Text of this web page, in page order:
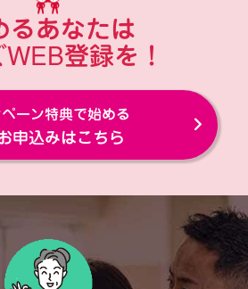
るあなたは
登録を！
ーン特典で始める
申込みはこちら